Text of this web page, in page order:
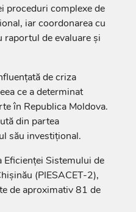
proceduri complexe de
iar coordonarea cu
raportul de evaluare și
de criza
ce a determinat
în Republica Moldova.
din partea
său investițional.
Eficienței Sistemului de
(PIESACET-2),
de aproximativ 81 de